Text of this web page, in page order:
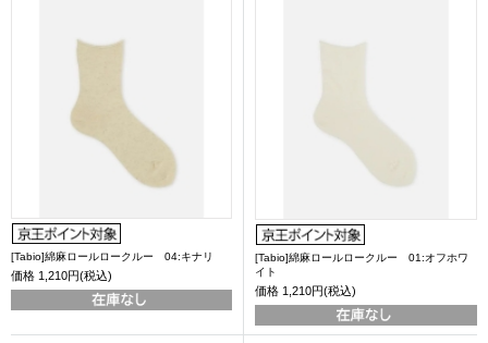
[Tabio]綿麻ロールロークルー 04:キナリ
価格 1,210円(税込)
[Tabio]綿麻ロールロークルー 01:オフホワ
イト
価格 1,210円(税込)